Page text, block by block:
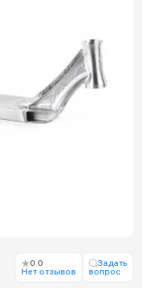
0.0
Нет отзывов
Задать
вопрос